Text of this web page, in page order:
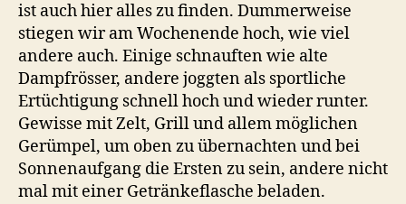
ist auch hier alles zu finden. Dummerweise
stiegen wir am Wochenende hoch, wie viel
andere auch. Einige schnauften wie alte
Dampfrösser, andere joggten als sportliche
Ertüchtigung schnell hoch und wieder runter.
Gewisse mit Zelt, Grill und allem möglichen
Gerümpel, um oben zu übernachten und bei
Sonnenaufgang die Ersten zu sein, andere nicht
mal mit einer Getränkeflasche beladen.